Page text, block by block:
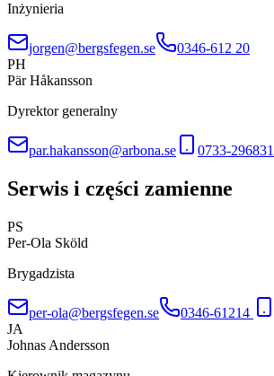
Inżynieria
jorgen@bergsfegen.se
0346-612 20
PH
Pär Håkansson
Dyrektor generalny
par.hakansson@arbona.se 0733-296831
Serwis i części zamienne
PS
Per-Ola Sköld
Brygadzista
per-ola@bergsfegen.se 0346-61214
JA
Johnas Andersson